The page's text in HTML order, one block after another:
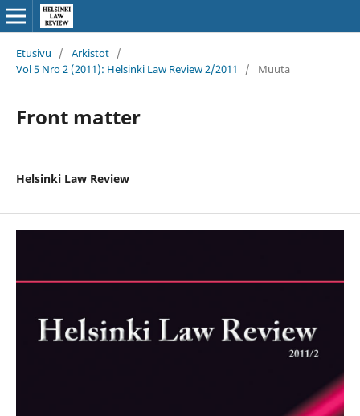
Etusivu / Arkistot /
Vol 5 Nro 2 (2011): Helsinki Law Review 2/2011
/ Muuta
Front matter
Helsinki Law Review